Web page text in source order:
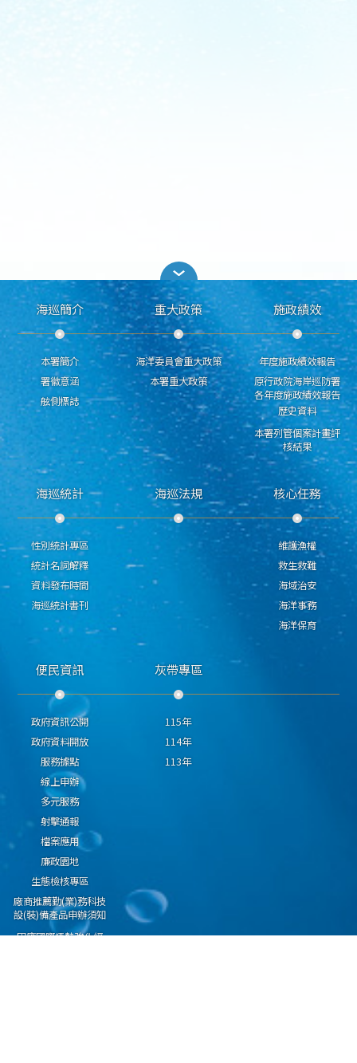
海巡簡介
本署簡介
署徽意涵
舷側標誌
重大政策
海洋委員會重大政策
本署重大政策
施政績效
年度施政績效報告
原行政院海岸巡防署
各年度施政績效報告
歷史資料
本署列管個案計畫評
核結果
海巡統計
性別統計專區
統計名詞解釋
資料發布時間
海巡統計書刊
海巡法規 核心任務
維護漁權
救生救難
海域治安
海洋事務
海洋保育
便民資訊
政府資訊公開
政府資料開放
服務據點
線上申辦
多元服務
射擊通報
檔案應用
廉政園地
生態檢核專區
廠商推薦勤(業)務科技
設(裝)備產品申辦須知
因應國際情勢強化經
灰帶專區
115年
114年
113年